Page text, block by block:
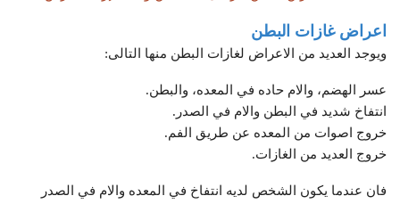
اعراض غازات البطن
ويوجد العديد من الاعراض لغازات البطن منها التالى:
عسر الهضم، والام حاده في المعده، والبطن.
انتفاخ شديد في البطن والام في الصدر.
خروج اصوات من المعده عن طريق الفم.
خروج العديد من الغازات.
فان عندما يكون الشخص لديه انتفاخ في المعده والام في الصدر